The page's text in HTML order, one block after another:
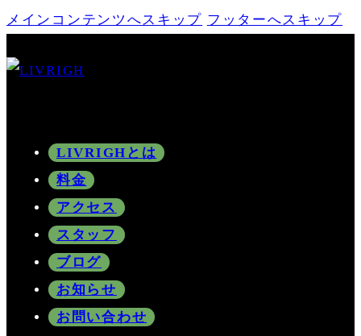
メインコンテンツへスキップ フッターへスキップ
LIVRIGHとは
料金
アクセス
スタッフ
ブログ
お知らせ
お問い合わせ